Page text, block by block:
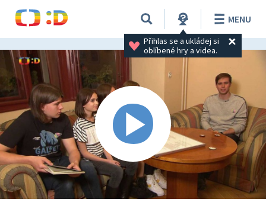
Přihlas se a ukládej si
oblíbené hry a videa.
MENU